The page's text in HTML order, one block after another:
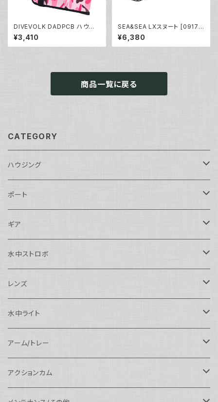
DIVEVOLK DADPCB ハウジ
ング専用ケース [70180/7018
1]
¥3,410
SEA&SEA LXスヌート [0917
2]
¥6,380
商品一覧に戻る
CATEGORY
ハウジング
Nikon用
Nauticam
SEA&SEA
Canon用
Nauticam
SEA&SEA
Sony用
Nautciam
SEA&SEA
OM SYSTEM用
Nauticam
AOI
Panasonic用
Nauticam
FUJIFILM用
Nauticam
Nauticam
Nikon用
ポート
Nauticam
N120ドームポート
N120マクロポート
SEA&SEA
ドームポート
マクロポート
AOI
ドームポート
フラットポート
FIX
アクセサリー
Athena
ドームポート
ギア
AOI
OM SYSTEM用
Nauticam
SEA&SEA
水中ストロボ
SEA&SEA
アクセサリー
AOI
アクセサリー
アクセサリー
weefine
アクセサリー
レンズ
マクロコンバージョンレンズ
Nauticam
AOI
ワイドコンバージョンレンズ
Nauticam
AOI
ワイドアングルコンバージョンポート
Nauticam
水中ライト
大光量 3000ルーメン以上
リングライト
アーム/トレー
アーム
SEA&SEA
アクションカム